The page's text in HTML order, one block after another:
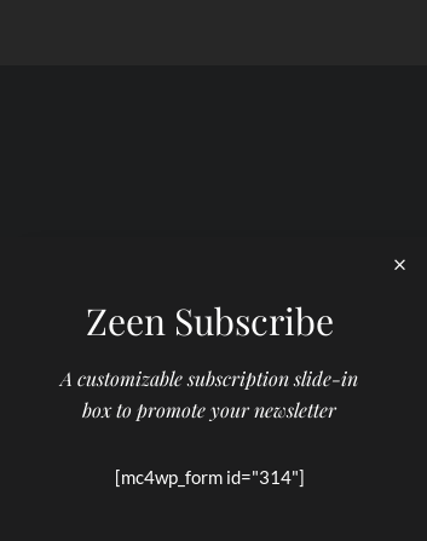
Zeen Subscribe
A customizable subscription slide-in
box to promote your newsletter
[mc4wp_form id="314"]